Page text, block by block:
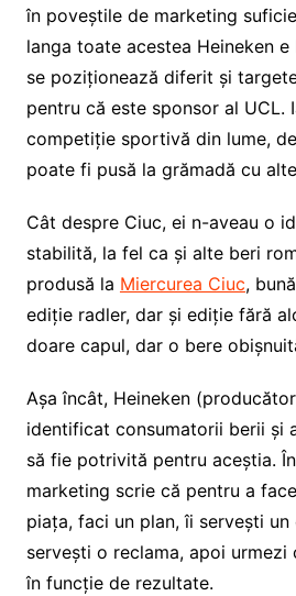
în poveștile de marketing
langa toate acestea Heineken
se poziționează diferit și
pentru că este sponsor al UCL.
competiție sportivă din lume,
poate fi pusă la grămadă cu
Cât despre Ciuc, ei n-aveau o
stabilită, la fel ca și alte beri
produsă la Miercurea Ciuc,
ediție radler, dar și ediție fără
doare capul, dar o bere
Așa încât, Heineken
identificat consumatorii berii și
să fie potrivită pentru aceștia.
marketing scrie că pentru a
piața, faci un plan, îi servești un
servești o reclama, apoi urmezi
în funcție de rezultate.